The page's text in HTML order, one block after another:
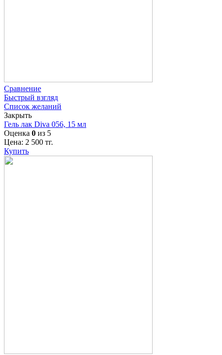
Сравнение
Быстрый взгляд
Список желаний
Закрыть
Гель лак Diva 056, 15 мл
Оценка 0 из 5
Цена: 2 500 тг.
Купить